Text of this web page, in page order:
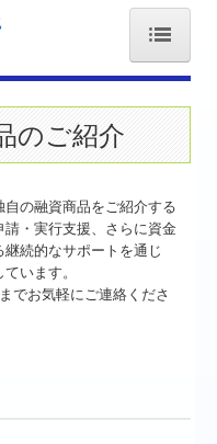
のご紹介
の融資商品をご紹介する
・実行支援、さらに資金
続的なサポートを通じ
います。
でお気軽にご連絡くださ